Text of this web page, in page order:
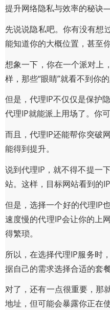
提升网络隐私与效率的秘诀
先说说隐私吧。你有没有想
能知道你的大概位置，甚至
想象一下，你在一个派对上
样，那些“眼睛”就看不到你
但是，代理IP不仅仅是保护
代理IP就能派上用场了。你
而且，代理IP还能帮你突破
能得到提升。
说到代理IP，就不得不提一
站。这样，目标网站看到的
但是，选择一个好的代理IP
速度慢的代理IP会让你的上
得繁琐。
所以，在选择代理IP服务时
据自己的需求选择合适的套餐
对了，还有一点很重要，那
地址，但可能会暴露你正在